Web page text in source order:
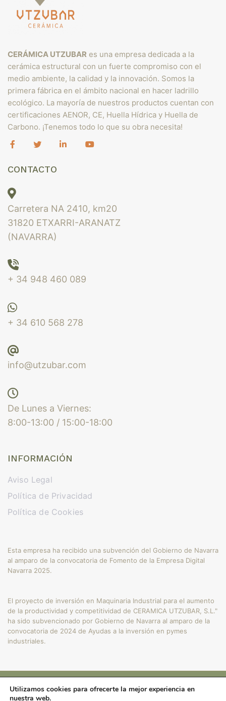
CERÁMICA UTZUBAR es una empresa dedicada a la
cerámica estructural con un fuerte compromiso con el
medio ambiente, la calidad y la innovación. Somos la
primera fábrica en el ámbito nacional en hacer ladrillo
ecológico. La mayoría de nuestros productos cuentan con
certificaciones AENOR, CE, Huella Hídrica y Huella de
Carbono. ¡Tenemos todo lo que su obra necesita!
CONTACTO
Carretera NA 2410, km20
31820 ETXARRI-ARANATZ
(NAVARRA)
+ 34 948 460 089
+ 34 610 568 278
info@utzubar.com
De Lunes a Viernes:
8:00-13:00 / 15:00-18:00
INFORMACIÓN
Aviso Legal
Política de Privacidad
Política de Cookies
Esta empresa ha recibido una subvención del Gobierno de Navarra
al amparo de la convocatoria de Fomento de la Empresa Digital
Navarra 2025.
El proyecto de inversión en Maquinaria Industrial para el aumento
de la productividad y competitividad de CERAMICA UTZUBAR, S.L."
ha sido subvencionado por Gobierno de Navarra al amparo de la
convocatoria de 2024 de Ayudas a la inversión en pymes
industriales.
Copyright © 2024
Utilizamos cookies para ofrecerte la mejor experiencia en
nuestra web.